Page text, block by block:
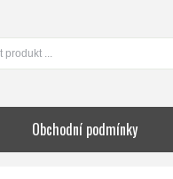
Obchodní podmínky